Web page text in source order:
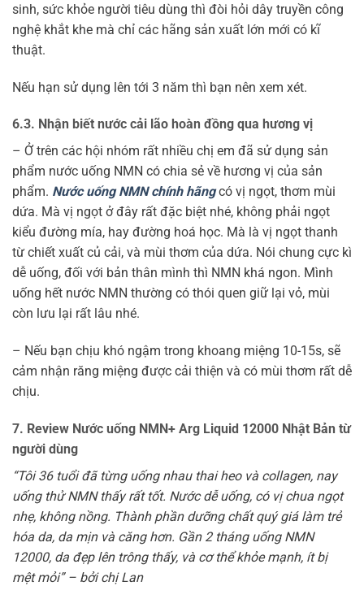
sinh, sức khỏe người tiêu dùng thì đòi hỏi dây truyền công
nghệ khắt khe mà chỉ các hãng sản xuất lớn mới có kĩ
thuật.
Nếu hạn sử dụng lên tới 3 năm thì bạn nên xem xét.
6.3. Nhận biết nước cải lão hoàn đồng qua hương vị
– Ở trên các hội nhóm rất nhiều chị em đã sử dụng sản
phẩm nước uống NMN có chia sẻ về hương vị của sản
phẩm. Nước uống NMN chính hãngcó vị ngọt, thơm mùi
dứa. Mà vị ngọt ở đây rất đặc biệt nhé, không phải ngọt
kiểu đường mía, hay đường hoá học. Mà là vị ngọt thanh
từ chiết xuất củ cải, và mùi thơm của dứa. Nói chung cực kì
dễ uống, đối với bản thân mình thì NMN khá ngon. Mình
uống hết nước NMN thường có thói quen giữ lại vỏ, mùi
còn lưu lại rất lâu nhé.
– Nếu bạn chịu khó ngậm trong khoang miệng 10-15s, sẽ
cảm nhận răng miệng được cải thiện và có mùi thơm rất dễ
chịu.
7. Review Nước uống NMN+ Arg Liquid 12000 Nhật Bản từ
người dùng
“Tôi 36 tuổi đã từng uống nhau thai heo và collagen, nay
uống thử NMN thấy rất tốt. Nước dễ uống, có vị chua ngọt
nhẹ, không nồng. Thành phần dưỡng chất quý giá làm trẻ
hóa da, da mịn và căng hơn. Gần 2 tháng uống NMN
12000, da đẹp lên trông thấy, và cơ thể khỏe mạnh, ít bị
mệt mỏi” – bởi chị Lan